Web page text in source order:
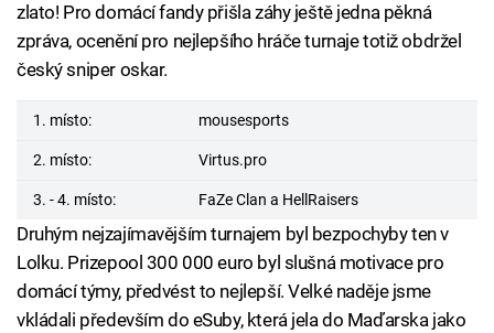
zlato! Pro domácí fandy přišla záhy ještě jedna pěkná
zpráva, ocenění pro nejlepšího hráče turnaje totiž obdržel
český sniper oskar.
1. místo: mousesports
2. místo: Virtus.pro
3. - 4. místo: FaZe Clan a HellRaisers
Druhým nejzajímavějším turnajem byl bezpochyby ten v
Lolku. Prizepool 300 000 euro byl slušná motivace pro
domácí týmy, předvést to nejlepší. Velké naděje jsme
vkládali především do eSuby, která jela do Maďarska jako